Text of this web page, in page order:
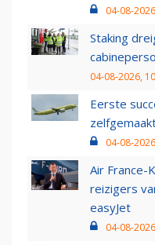
04-08-
Staking
04-08-2026,
Eerste
04-08-
Air France-
reizigers
easyJet
04-08-